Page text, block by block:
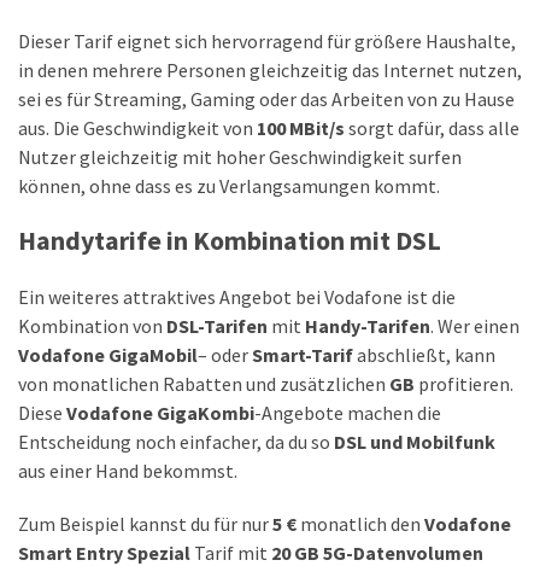
Dieser Tarif eignet sich hervorragend für größere Haushalte,
in denen mehrere Personen gleichzeitig das Internet nutzen,
sei es für Streaming, Gaming oder das Arbeiten von zu Hause
aus. Die Geschwindigkeit von 100 MBit/s sorgt dafür, dass alle
Nutzer gleichzeitig mit hoher Geschwindigkeit surfen
können, ohne dass es zu Verlangsamungen kommt.
Handytarife in Kombination mit DSL
Ein weiteres attraktives Angebot bei Vodafone ist die
Kombination von DSL-Tarifen mit Handy-Tarifen. Wer einen
Vodafone GigaMobil– oderSmart-Tarifabschließt, kann
von monatlichen Rabatten und zusätzlichen GB profitieren.
Diese Vodafone GigaKombi-Angebote machen die
Entscheidung noch einfacher, da du so DSL und Mobilfunk
aus einer Hand bekommst.
Zum Beispiel kannst du für nur5 € monatlich den Vodafone
Smart Entry Spezial Tarif mit 20 GB 5G-Datenvolumen